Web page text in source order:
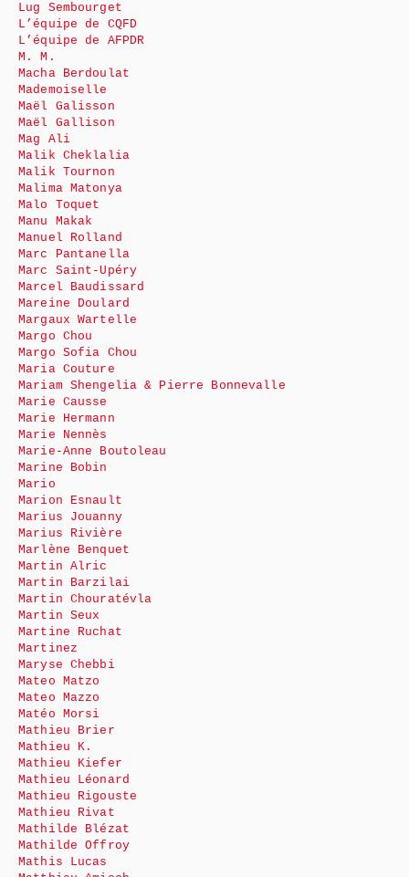
Lug Sembourget
L’équipe de CQFD
L’équipe de AFPDR
M. M.
Macha Berdoulat
Mademoiselle
Maël Galisson
Maël Gallison
Mag Ali
Malik Cheklalia
Malik Tournon
Malima Matonya
Malo Toquet
Manu Makak
Manuel Rolland
Marc Pantanella
Marc Saint-Upéry
Marcel Baudissard
Mareine Doulard
Margaux Wartelle
Margo Chou
Margo Sofia Chou
Maria Couture
Mariam Shengelia & Pierre Bonnevalle
Marie Causse
Marie Hermann
Marie Nennès
Marie-Anne Boutoleau
Marine Bobin
Mario
Marion Esnault
Marius Jouanny
Marius Rivière
Marlène Benquet
Martin Alric
Martin Barzilai
Martin Chouratévla
Martin Seux
Martine Ruchat
Martinez
Maryse Chebbi
Mateo Matzo
Mateo Mazzo
Matéo Morsi
Mathieu Brier
Mathieu K.
Mathieu Kiefer
Mathieu Léonard
Mathieu Rigouste
Mathieu Rivat
Mathilde Blézat
Mathilde Offroy
Mathis Lucas